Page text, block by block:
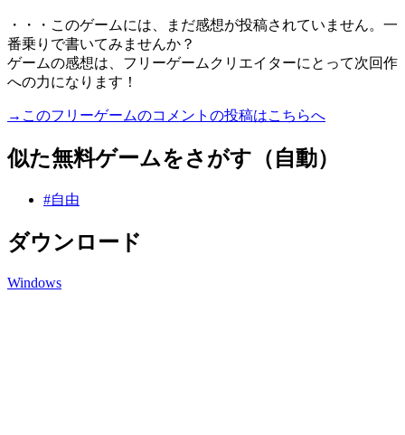
・・・このゲームには、まだ感想が投稿されていません。一
番乗りで書いてみませんか？
ゲームの感想は、フリーゲームクリエイターにとって次回作
への力になります！
→このフリーゲームのコメントの投稿はこちらへ
似た無料ゲームをさがす（自動）
#自由
ダウンロード
Windows